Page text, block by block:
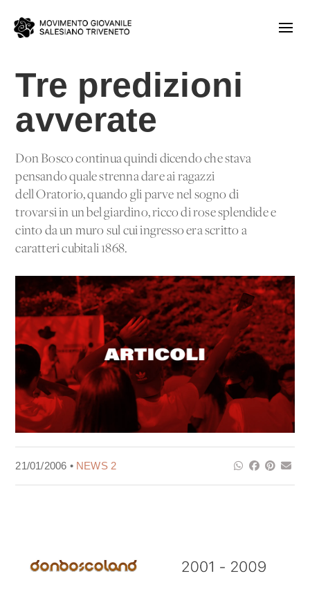
Tre predizioni
avverate
Don Bosco continua quindi dicendo che stava
pensando quale strenna dare ai ragazzi
dell'Oratorio, quando gli parve nel sogno di
trovarsi in un bel giardino, ricco di rose splendide e
cinto da un muro sul cui ingresso era scritto a
caratteri cubitali 1868.
21/01/2006 • NEWS 2